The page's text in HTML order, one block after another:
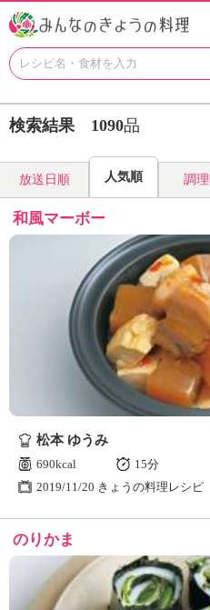
お
い
ピ
を
見
け
よ
う
。
N
K
デ
ュ
ョ
み
ん
検索結果 1090品
放送日順 人気順 調
和風マーボー
松本 ゆうみ
690kcal
15分
2019/11/20 きょうの料理レシピ
のりかま